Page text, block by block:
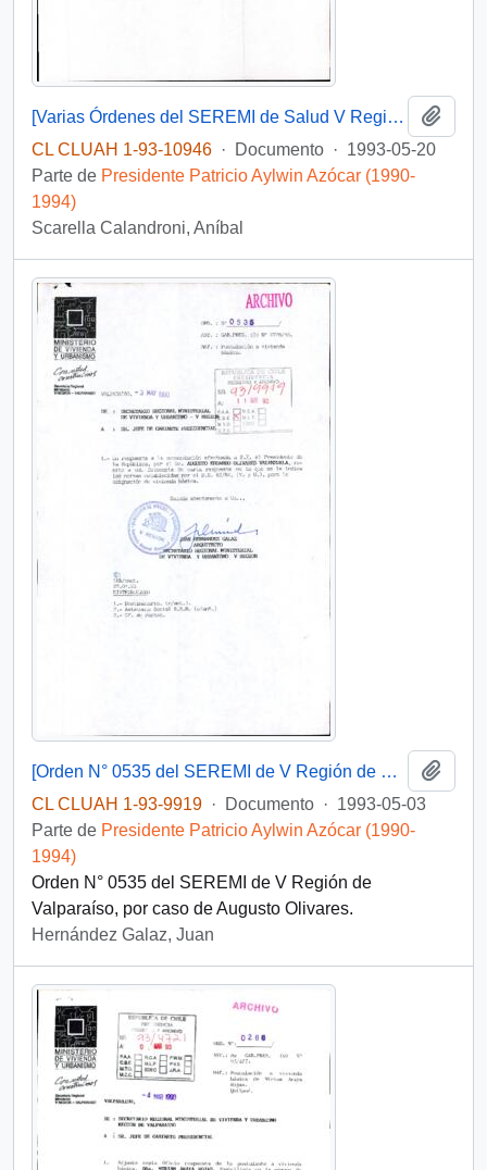
[Varias Órdenes del SEREMI de Salud V Región]
CL CLUAH 1-93-10946 · Documento · 1993-05-20
Parte de Presidente Patricio Aylwin Azócar (1990-
1994)
Scarella Calandroni, Aníbal
[Orden N° 0535 del SEREMI de V Región de Valparaíso]
CL CLUAH 1-93-9919 · Documento · 1993-05-03
Parte de Presidente Patricio Aylwin Azócar (1990-
1994)
Orden N° 0535 del SEREMI de V Región de
Valparaíso, por caso de Augusto Olivares.
Hernández Galaz, Juan